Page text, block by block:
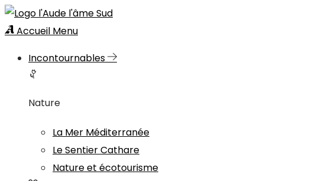
Accueil Menu
Incontournables
Nature
La Mer Méditerranée
Le Sentier Cathare
Nature et écotourisme